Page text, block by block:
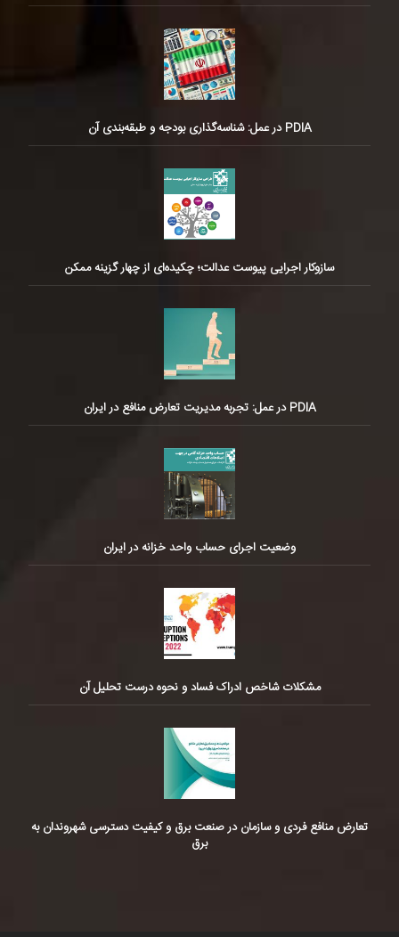
PDIA در عمل: شناسه‌گذاری بودجه و طبقه‌بندی آن
سازوکار اجرایی پیوست عدالت؛ چکیده‌ای از چهار گزینه ممکن
PDIA در عمل: تجربه مدیریت تعارض منافع در ایران
وضعیت اجرای حساب واحد خزانه در ایران
مشکلات شاخص ادراک فساد و نحوه درست تحلیل آن
تعارض منافع فردی و سازمان در صنعت برق و کیفیت دسترسی شهروندان به
برق